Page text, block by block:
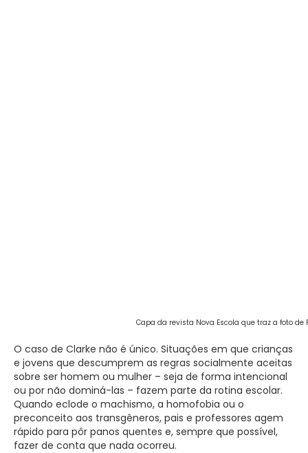
Capa da revista Nova Escola que traz a foto de
O caso de Clarke não é único. Situações em que crianças
e jovens que descumprem as regras socialmente aceitas
sobre ser homem ou mulher – seja de forma intencional
ou por não dominá-las – fazem parte da rotina escolar.
Quando eclode o machismo, a homofobia ou o
preconceito aos transgêneros, pais e professores agem
rápido para pôr panos quentes e, sempre que possível,
fazer de conta que nada ocorreu.